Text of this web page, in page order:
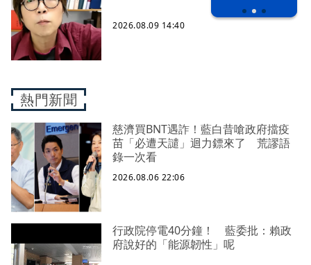
2026.08.09 14:40
熱門新聞
慈濟買BNT遇詐！藍白昔嗆政府擋疫
苗「必遭天譴」迴力鏢來了 荒謬語
錄一次看
2026.08.06 22:06
行政院停電40分鐘！ 藍委批：賴政
府說好的「能源韌性」呢